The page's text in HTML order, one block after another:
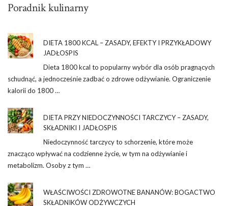
Poradnik kulinarny
DIETA 1800 KCAL – ZASADY, EFEKTY I PRZYKŁADOWY
JADŁOSPIS
Dieta 1800 kcal to popularny wybór dla osób pragnących
schudnąć, a jednocześnie zadbać o zdrowe odżywianie. Ograniczenie
kalorii do 1800 …
DIETA PRZY NIEDOCZYNNOŚCI TARCZYCY – ZASADY,
SKŁADNIKI I JADŁOSPIS
Niedoczynność tarczycy to schorzenie, które może
znacząco wpływać na codzienne życie, w tym na odżywianie i
metabolizm. Osoby z tym …
WŁAŚCIWOŚCI ZDROWOTNE BANANÓW: BOGACTWO
SKŁADNIKÓW ODŻYWCZYCH